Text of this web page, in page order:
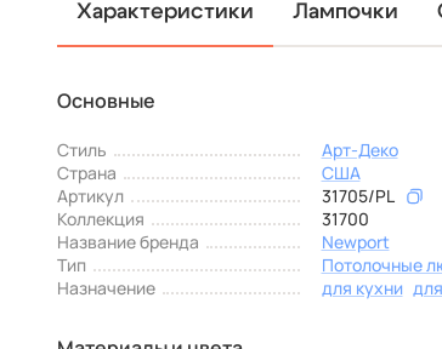
Характеристики Лампочки
Основные
Стиль
Арт-Деко
Страна
США
Артикул
31705/PL
Коллекция
31700
Название бренда
Newport
Тип
Потолочные
Назначение
для кухни